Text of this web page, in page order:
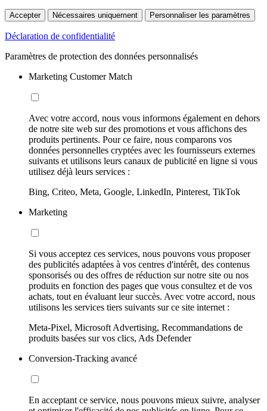
Accepter Nécessaires uniquement Personnaliser les paramètres
Déclaration de confidentialité
Paramètres de protection des données personnalisés
Marketing Customer Match
Avec votre accord, nous vous informons également en dehors
de notre site web sur des promotions et vous affichons des
produits pertinents. Pour ce faire, nous comparons vos
données personnelles cryptées avec les fournisseurs externes
suivants et utilisons leurs canaux de publicité en ligne si vous
utilisez déjà leurs services :
Bing, Criteo, Meta, Google, LinkedIn, Pinterest, TikTok
Marketing
Si vous acceptez ces services, nous pouvons vous proposer
des publicités adaptées à vos centres d'intérêt, des contenus
sponsorisés ou des offres de réduction sur notre site ou nos
produits en fonction des pages que vous consultez et de vos
achats, tout en évaluant leur succès. Avec votre accord, nous
utilisons les services tiers suivants sur ce site internet :
Meta-Pixel, Microsoft Advertising, Recommandations de
produits basées sur vos clics, Ads Defender
Conversion-Tracking avancé
En acceptant ce service, nous pouvons mieux suivre, analyser